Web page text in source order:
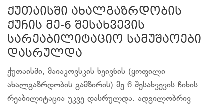
ქუთაისში ახალგაზრდობის
ქუჩის მე-6 შესახვევის
სარეაბილიტაციო სამუშაოები
დასრულდა
ქუთაისში, მაიაკოვსკის ხეივნის (ყოფილი
ახალგაზრდობის გამზირის) მე-6 შესახვევის ჩიხის
რეაბილიტაცია უკვე დასრულდა. ადგილობრივ